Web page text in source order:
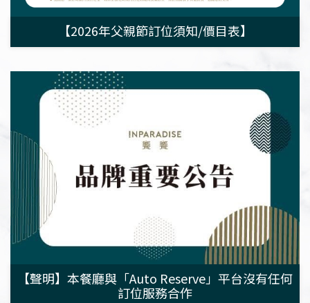
【2026年父親節訂位須知/價目表】
【聲明】本餐廳與「Auto Reserve」平台沒有任何
訂位服務合作